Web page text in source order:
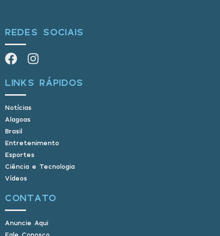
REDES SOCIAIS
LINKS RÁPIDOS
Notícias
Alagoas
Brasil
Entretenimento
Esportes
Ciência e Tecnologia
Vídeos
CONTATO
Anuncie Aqui